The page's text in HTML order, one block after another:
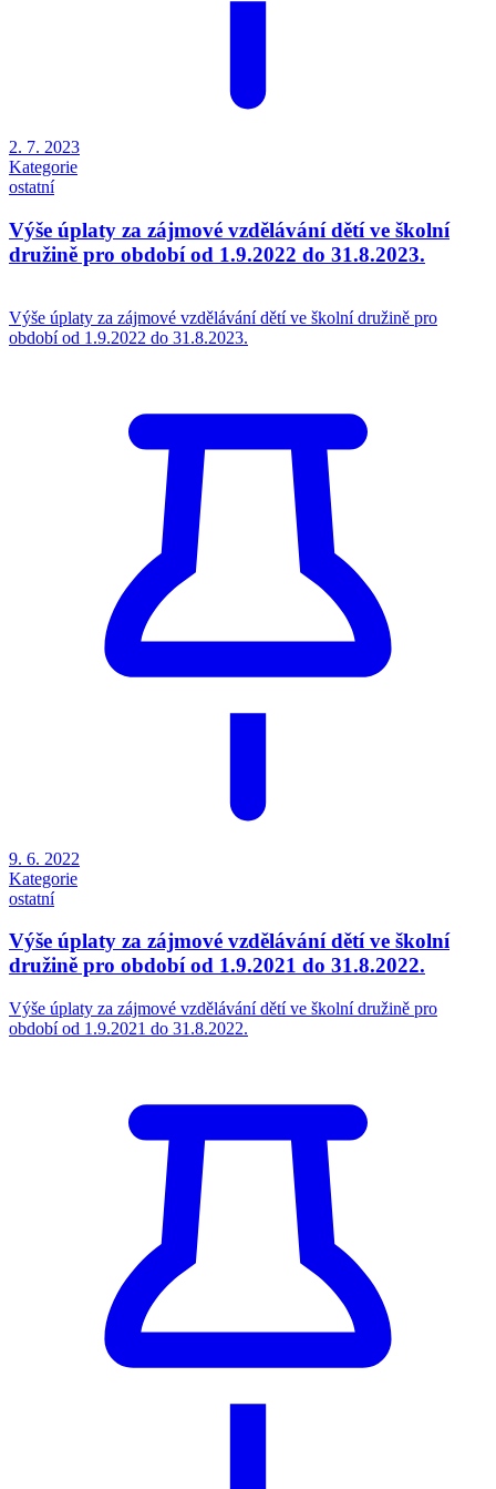
2. 7. 2023
Kategorie
ostatní
Výše úplaty za zájmové vzdělávání dětí ve školní
družině pro období od 1.9.2022 do 31.8.2023.
Výše úplaty za zájmové vzdělávání dětí ve školní družině pro
období od 1.9.2022 do 31.8.2023.
9. 6. 2022
Kategorie
ostatní
Výše úplaty za zájmové vzdělávání dětí ve školní
družině pro období od 1.9.2021 do 31.8.2022.
Výše úplaty za zájmové vzdělávání dětí ve školní družině pro
období od 1.9.2021 do 31.8.2022.